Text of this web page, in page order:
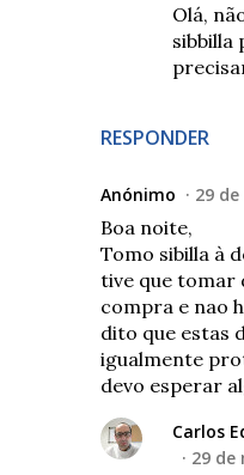
RESPONDER
Olá,
sibbilla
Anónimo 29
Boa noite,
Tomo sibilla à
tive que tomar
compra e nao
dito que estas
igualmente
devo esperar
Carlos
29 de